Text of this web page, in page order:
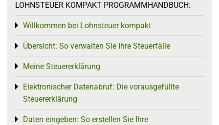
LOHNSTEUER KOMPAKT PROGRAMMHANDBUCH:
Willkommen bei Lohnsteuer kompakt
Toggle menu
Übersicht: So verwalten Sie Ihre Steuerfälle
Toggle menu
Meine Steuererklärung
Toggle menu
Elektronischer Datenabruf: Die vorausgefüllte
Steuererklärung
Toggle menu
Daten eingeben: So erstellen Sie Ihre
Toggle menu